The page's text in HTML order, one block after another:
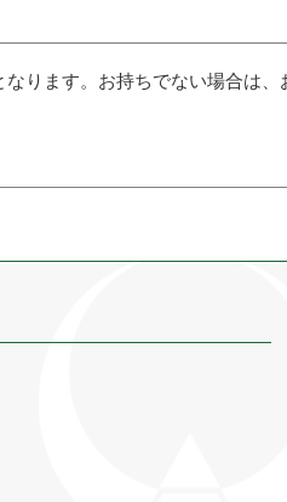
ります。お持ちでない場合は、